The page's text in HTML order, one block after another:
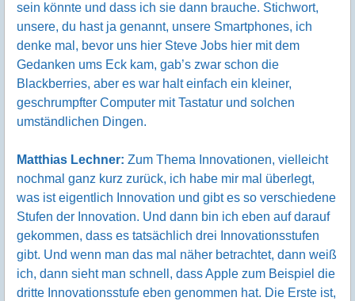
sein könnte und dass ich sie dann brauche. Stichwort,
unsere, du hast ja genannt, unsere Smartphones, ich
denke mal, bevor uns hier Steve Jobs hier mit dem
Gedanken ums Eck kam, gab’s zwar schon die
Blackberries, aber es war halt einfach ein kleiner,
geschrumpfter Computer mit Tastatur und solchen
umständlichen Dingen.
Matthias Lechner: Zum Thema Innovationen, vielleicht
nochmal ganz kurz zurück, ich habe mir mal überlegt,
was ist eigentlich Innovation und gibt es so verschiedene
Stufen der Innovation. Und dann bin ich eben auf darauf
gekommen, dass es tatsächlich drei Innovationsstufen
gibt. Und wenn man das mal näher betrachtet, dann weiß
ich, dann sieht man schnell, dass Apple zum Beispiel die
dritte Innovationsstufe eben genommen hat. Die Erste ist,